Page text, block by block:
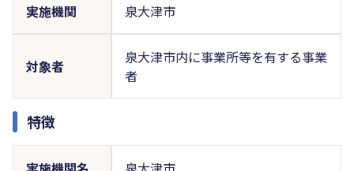
実施機関 泉大津市
対象者
泉大津市内に事業所等を有する事業
者
特徴